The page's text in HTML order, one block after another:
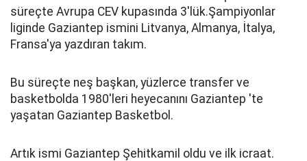
süreçte Avrupa CEV kupasında 3'lük.Şampiyonlar
liginde Gaziantep ismini Litvanya, Almanya, İtalya,
Fransa'ya yazdıran takım.
Bu süreçte neş başkan, yüzlerce transfer ve
basketbolda 1980'leri heyecanını Gaziantep 'te
yaşatan Gaziantep Basketbol.
Artık ismi Gaziantep Şehitkamil oldu ve ilk icraat.